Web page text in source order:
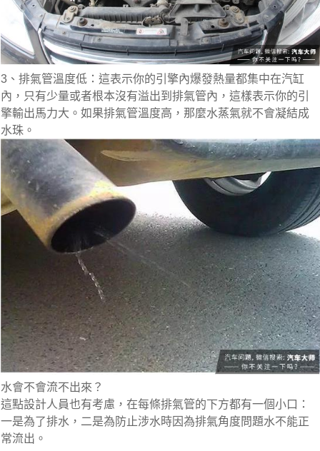
3、排氣管溫度低：這表示你的引擎內爆發熱量都集中在汽缸
內，只有少量或者根本沒有溢出到排氣管內，這樣表示你的引
擎輸出馬力大。如果排氣管溫度高，那麼水蒸氣就不會凝結成
水珠。
水會不會流不出來？
這點設計人員也有考慮，在每條排氣管的下方都有一個小口：
一是為了排水，二是為防止涉水時因為排氣角度問題水不能正
常流出。